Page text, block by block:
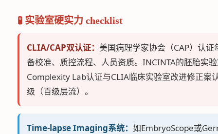
🧪 实验室硬实力 checklist
CLIA/CAP双认证： 美国病理学家协会（CAP）认
备校准、质控流程、人员资质。INCINTA的胚胎实
Complexity Lab认证与CLIA临床实验室改进修正案
级（百级层流）。
Time-lapse Imaging系统： 如EmbryoScope或